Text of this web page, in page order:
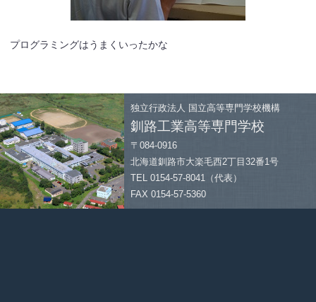
プログラミングはうまくいったかな
独立行政法人 国立高等専門学校機構
釧路工業高等専門学校
〒084-0916
北海道釧路市大楽毛西2丁目32番1号
TEL 0154-57-8041（代表）
FAX 0154-57-5360